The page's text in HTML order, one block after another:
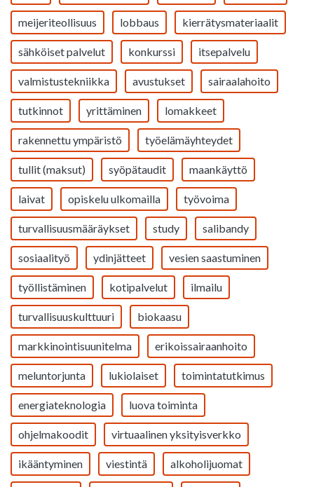
meijeriteollisuus lobbaus kierrätysmateriaalit
sähköiset palvelut konkurssi itsepalvelu
valmistustekniikka avustukset sairaalahoito
tutkinnot yrittäminen lomakkeet
rakennettu ympäristö työelämäyhteydet
tullit (maksut) syöpätaudit maankäyttö
laivat opiskelu ulkomailla työvoima
turvallisuusmääräykset study salibandy
sosiaalityö ydinjätteet vesien saastuminen
työllistäminen kotipalvelut ilmailu
turvallisuuskulttuuri biokaasu
markkinointisuunitelma erikoissairaanhoito
meluntorjunta lukiolaiset toimintatutkimus
energiateknologia luova toiminta
ohjelmakoodit virtuaalinen yksityisverkko
ikääntyminen viestintä alkoholijuomat